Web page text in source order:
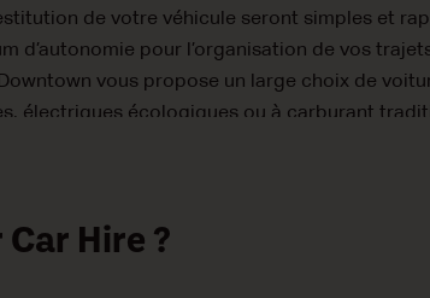
de votre véhicule seront simples et
d’autonomie pour l’organisation de vos
vous propose un large choix de
électriques écologiques ou à carburant
ou manuelle. Et à des tarifs irrésistiblement
Hire ?